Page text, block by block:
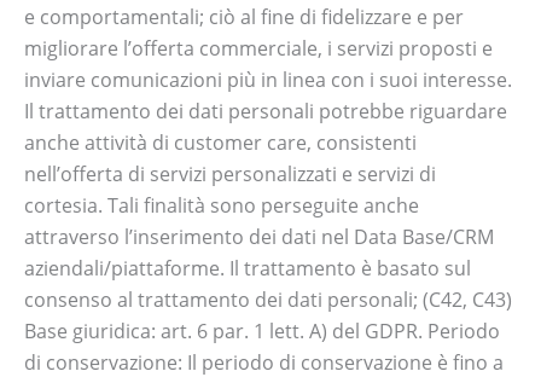
e comportamentali; ciò al fine di fidelizzare e per
migliorare l’offerta commerciale, i servizi proposti e
inviare comunicazioni più in linea con i suoi interesse.
Il trattamento dei dati personali potrebbe riguardare
anche attività di customer care, consistenti
nell’offerta di servizi personalizzati e servizi di
cortesia. Tali finalità sono perseguite anche
attraverso l’inserimento dei dati nel Data Base/CRM
aziendali/piattaforme. Il trattamento è basato sul
consenso al trattamento dei dati personali; (C42, C43)
Base giuridica: art. 6 par. 1 lett. A) del GDPR. Periodo
di conservazione: Il periodo di conservazione è fino a